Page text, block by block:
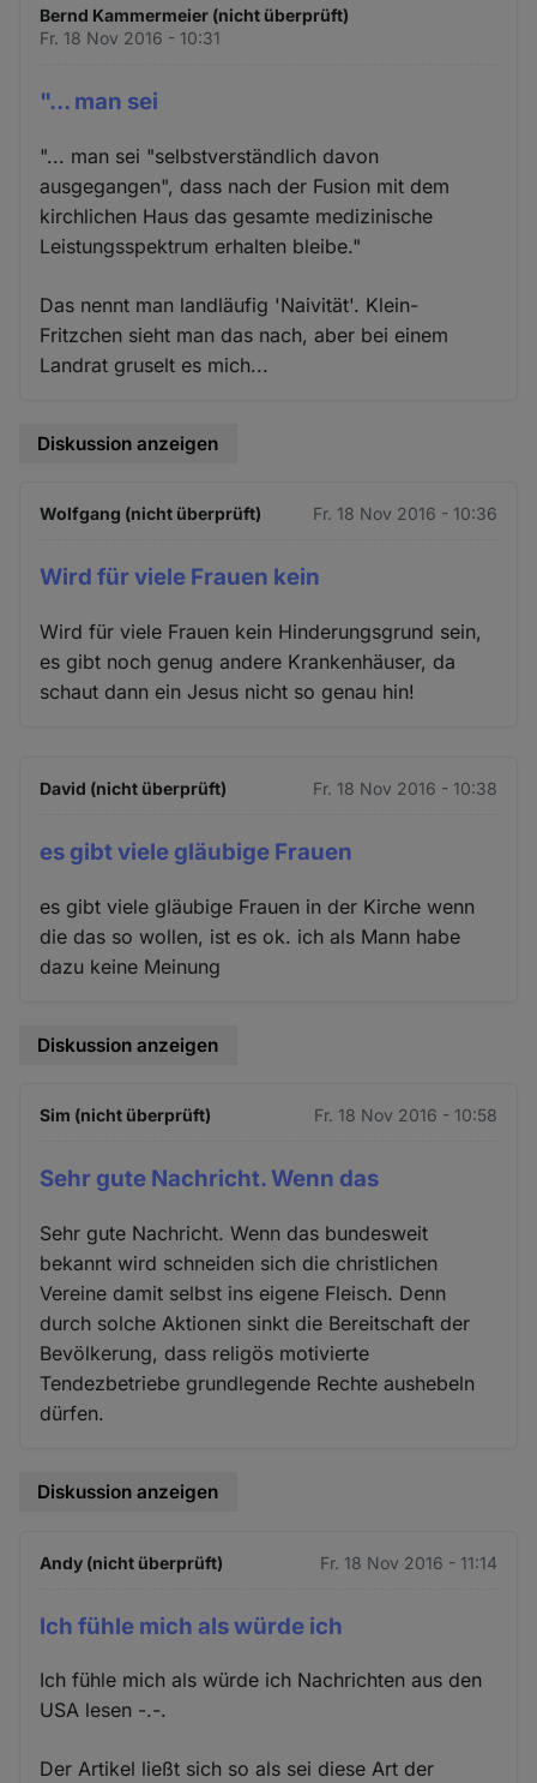
Bernd Kammermeier (nicht überprüft)
Fr. 18 Nov 2016 - 10:31
"... man sei
"... man sei "selbstverständlich davon
ausgegangen", dass nach der Fusion mit dem
kirchlichen Haus das gesamte medizinische
Leistungsspektrum erhalten bleibe."
Das nennt man landläufig 'Naivität'. Klein-
Fritzchen sieht man das nach, aber bei einem
Landrat gruselt es mich...
Diskussion anzeigen
Wolfgang (nicht überprüft) Fr. 18 Nov 2016 - 10:36
Wird für viele Frauen kein
Wird für viele Frauen kein Hinderungsgrund sein,
es gibt noch genug andere Krankenhäuser, da
schaut dann ein Jesus nicht so genau hin!
David (nicht überprüft) Fr. 18 Nov 2016 - 10:38
es gibt viele gläubige Frauen
es gibt viele gläubige Frauen in der Kirche wenn
die das so wollen, ist es ok. ich als Mann habe
dazu keine Meinung
Diskussion anzeigen
Sim (nicht überprüft) Fr. 18 Nov 2016 - 10:58
Sehr gute Nachricht. Wenn das
Sehr gute Nachricht. Wenn das bundesweit
bekannt wird schneiden sich die christlichen
Vereine damit selbst ins eigene Fleisch. Denn
durch solche Aktionen sinkt die Bereitschaft der
Bevölkerung, dass religös motivierte
Tendezbetriebe grundlegende Rechte aushebeln
dürfen.
Diskussion anzeigen
Andy (nicht überprüft) Fr. 18 Nov 2016 - 11:14
Ich fühle mich als würde ich
Ich fühle mich als würde ich Nachrichten aus den
USA lesen -.-.
Der Artikel ließt sich so als sei diese Art der